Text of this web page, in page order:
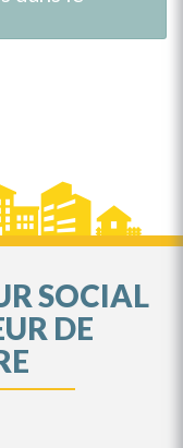
SOCIAL
DE